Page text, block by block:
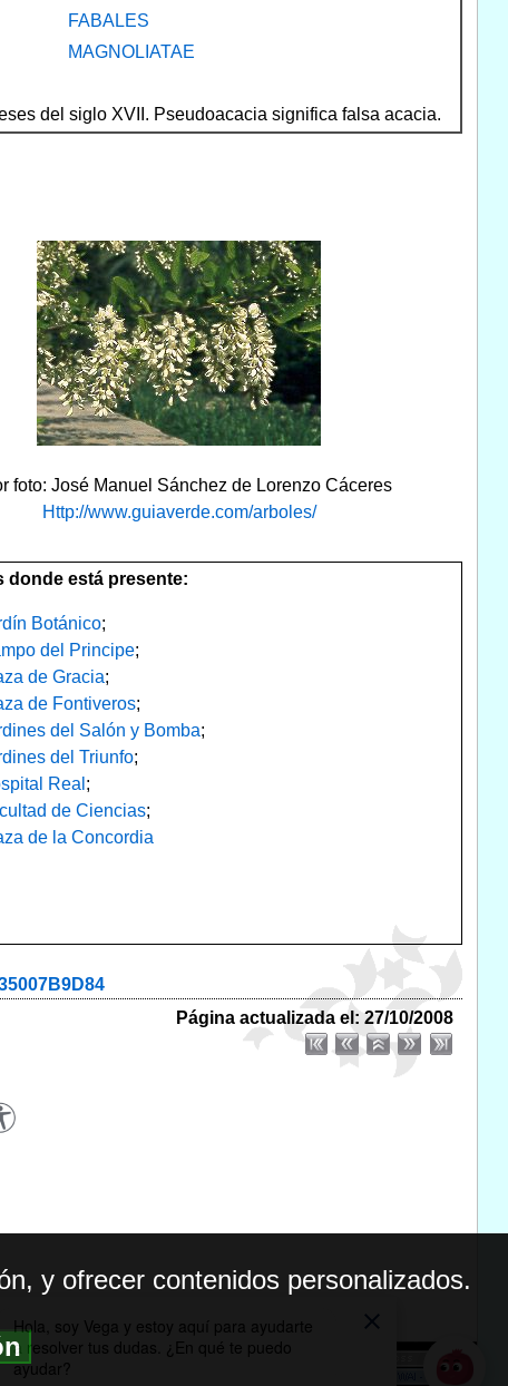
FABALES
MAGNOLIATAE
del siglo XVII. Pseudoacacia significa falsa acacia.
foto: José Manuel Sánchez de Lorenzo Cáceres
Http://www.guiaverde.com/arboles/
donde está presente:
Botánico;
del Principe;
de Gracia;
de Fontiveros;
del Salón y Bomba;
del Triunfo;
Real ;
de Ciencias;
de la Concordia
Página actualizada el: 27/10/2008
DE PRIVACIDAD
y ofrecer contenidos personalizados.